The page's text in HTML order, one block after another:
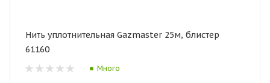
Нить уплотнительная Gazmaster 25м, блистер
61160
Много